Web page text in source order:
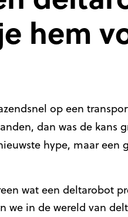
hem
op een
dan was de kans
hype, maar een
wat een deltarobot
we in de wereld van